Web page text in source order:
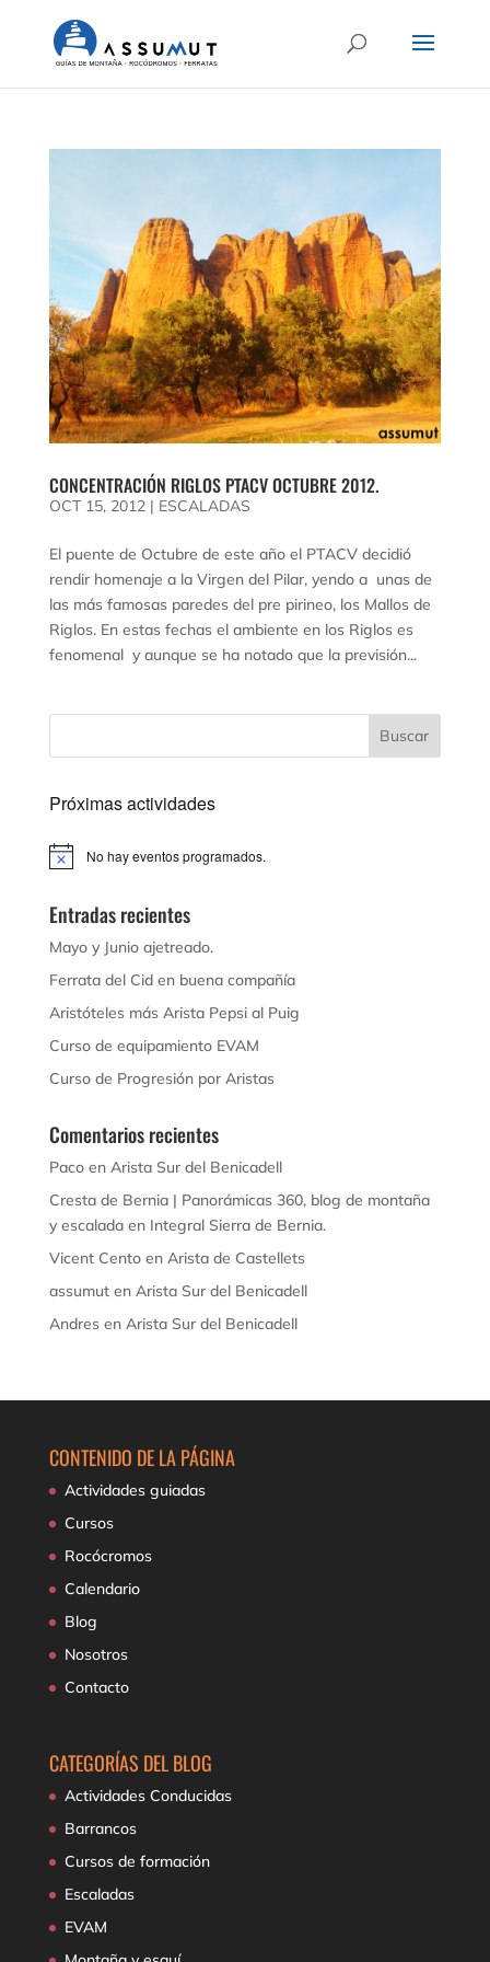
CONCENTRACIÓN RIGLOS PTACV OCTUBRE 2012.
OCT 15, 2012| ESCALADAS
El puente de Octubre de este año el PTACV decidió
rendir homenaje a la Virgen del Pilar, yendo a unas de
las más famosas paredes del pre pirineo, los Mallos de
Riglos. En estas fechas el ambiente en los Riglos es
fenomenal y aunque se ha notado que la previsión...
Próximas actividades
Aviso No hay eventos programados.
Entradas recientes
Mayo y Junio ajetreado.
Ferrata del Cid en buena compañía
Aristóteles más Arista Pepsi al Puig
Curso de equipamiento EVAM
Curso de Progresión por Aristas
Comentarios recientes
Pacoen Arista Sur del Benicadell
Cresta de Bernia | Panorámicas 360, blog de montaña
y escaladaen Integral Sierra de Bernia.
Vicent Centoen Arista de Castellets
assumuten Arista Sur del Benicadell
Andresen Arista Sur del Benicadell
CONTENIDO DE LA PÁGINA
Actividades guiadas
Cursos
Rocócromos
Calendario
Blog
Nosotros
Contacto
CATEGORÍAS DEL BLOG
Actividades Conducidas
Barrancos
Cursos de formación
Escaladas
EVAM